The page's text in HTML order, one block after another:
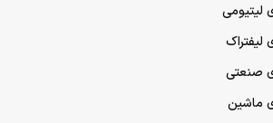
لیتیومی
لیفتراک
صنعتی
ماشین